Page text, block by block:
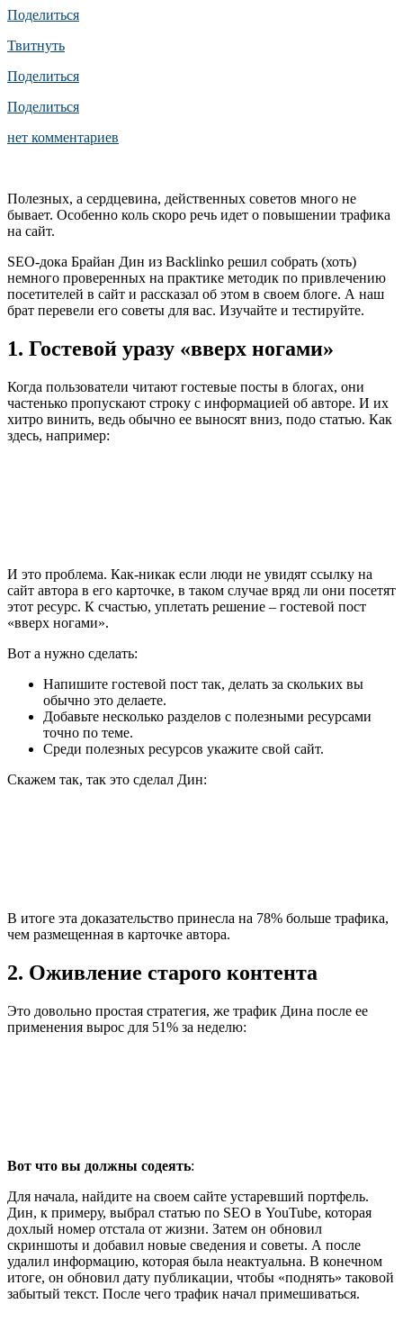
Поделиться
Твитнуть
Поделиться
Поделиться
нет комментариев
Полезных, а сердцевина, действенных советов много не
бывает. Особенно коль скоро речь идет о повышении трафика
на сайт.
SEO-дока Брайан Дин из Backlinko решил собрать (хоть)
немного проверенных на практике методик по привлечению
посетителей в сайт и рассказал об этом в своем блоге. А наш
брат перевели его советы для вас. Изучайте и тестируйте.
1. Гостевой уразу «вверх ногами»
Когда пользователи читают гостевые посты в блогах, они
частенько пропускают строку с информацией об авторе. И их
хитро винить, ведь обычно ее выносят вниз, подо статью. Как
здесь, например:
И это проблема. Как-никак если люди не увидят ссылку на
сайт автора в его карточке, в таком случае вряд ли они посетят
этот ресурс. К счастью, уплетать решение – гостевой пост
«вверх ногами».
Вот а нужно сделать:
Напишите гостевой пост так, делать за скольких вы
обычно это делаете.
Добавьте несколько разделов с полезными ресурсами
точно по теме.
Среди полезных ресурсов укажите свой сайт.
Скажем так, так это сделал Дин:
В итоге эта доказательство принесла на 78% больше трафика,
чем размещенная в карточке автора.
2. Оживление старого контента
Это довольно простая стратегия, же трафик Дина после ее
применения вырос для 51% за неделю:
Вот что вы должны содеять:
Для начала, найдите на своем сайте устаревший портфель.
Дин, к примеру, выбрал статью по SEO в YouTube, которая
дохлый номер отстала от жизни. Затем он обновил
скриншоты и добавил новые сведения и советы. А после
удалил информацию, которая была неактуальна. В конечном
итоге, он обновил дату публикации, чтобы «поднять» таковой
забытый текст. После чего трафик начал примешиваться.